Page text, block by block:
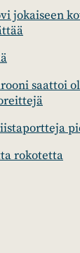
jokaiseen
saattoi
rokotetta